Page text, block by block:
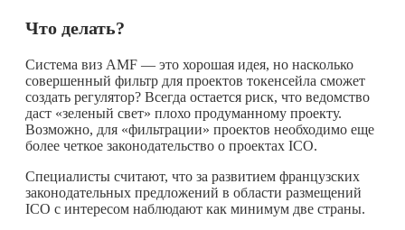
Что делать?
Система виз AMF — это хорошая идея, но насколько
совершенный фильтр для проектов токенсейла сможет
создать регулятор? Всегда остается риск, что ведомство
даст «зеленый свет» плохо продуманному проекту.
Возможно, для «фильтрации» проектов необходимо еще
более четкое законодательство о проектах ICO.
Специалисты считают, что за развитием французских
законодательных предложений в области размещений
ICO с интересом наблюдают как минимум две страны.